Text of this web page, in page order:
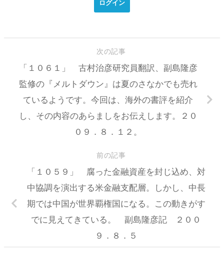
次の記事
「１０６１」 古村治彦研究員翻訳、副島隆彦
監修の『メルトダウン』は夏のさなかでも売れ
ているようです。今回は、海外の書評を紹介
し、その内容のあらましをお伝えします。２０
０９．８．１２。
前の記事
「１０５９」 腐った金融資産を封じ込め、対
中協調を演出する米金融支配層。しかし、中長
期では中国が世界覇権国になる。この動きがす
でに見えてきている。 副島隆彦記 ２００
９．８．５